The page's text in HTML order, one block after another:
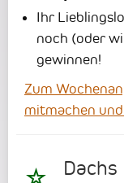
Ihr
noch (oder
gewinnen!
Zum
mitmachen